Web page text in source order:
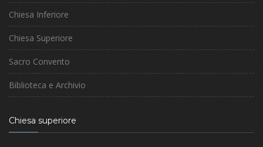
Chiesa Inferiore
Chiesa Superiore
Sacro Convento
Biblioteca e Archivio
Chiesa superiore